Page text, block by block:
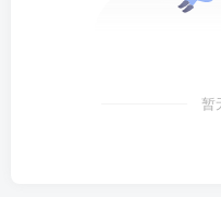
暂